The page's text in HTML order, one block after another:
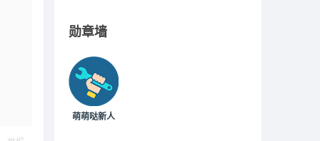
勋章墙
萌萌哒新人